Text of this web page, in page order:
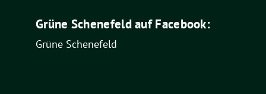
Grüne Schenefeld auf Facebook:
Grüne Schenefeld